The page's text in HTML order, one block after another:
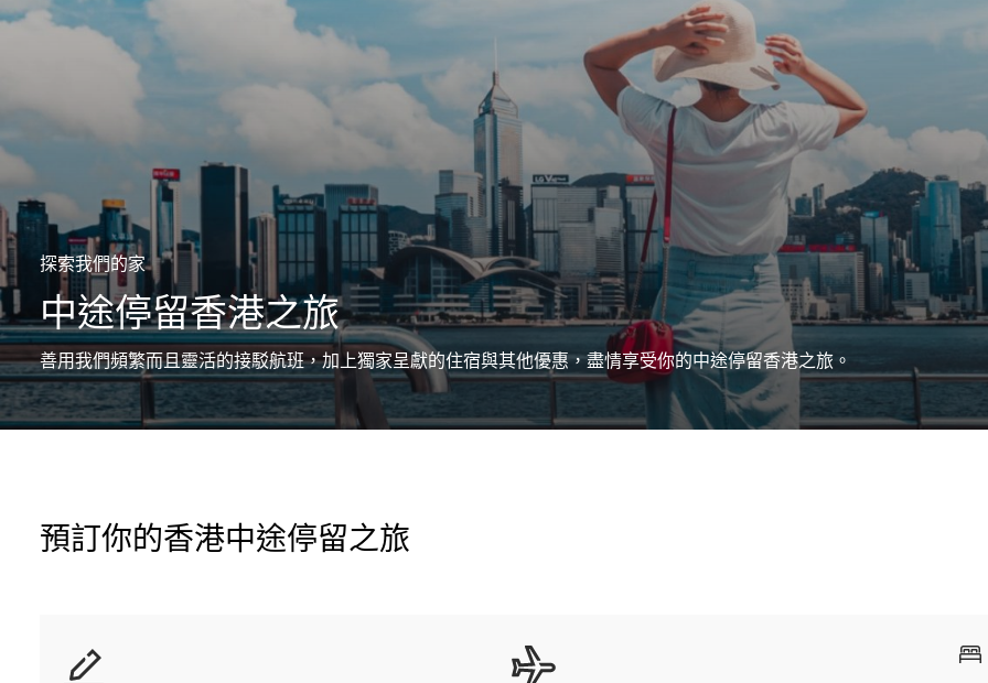
探索我們的家
中途停留香港之旅
善用我們頻繁而且靈活的接駁航班，加上獨家呈獻的住宿與其他優惠，盡情享受你的中途停留香港之旅。
預訂你的香港中途停留之旅